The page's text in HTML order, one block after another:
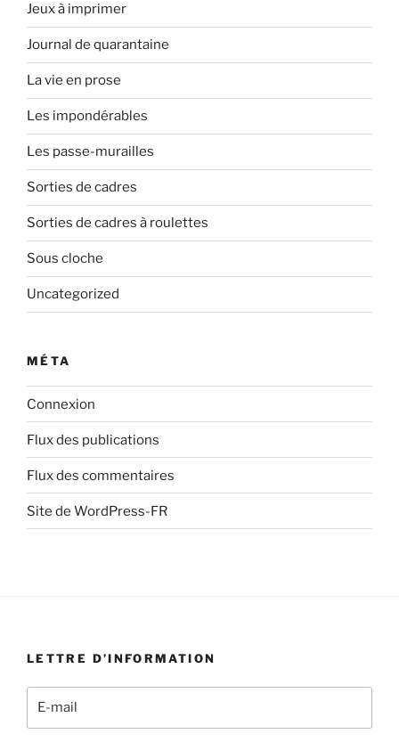
Jeux à imprimer
Journal de quarantaine
La vie en prose
Les impondérables
Les passe-murailles
Sorties de cadres
Sorties de cadres à roulettes
Sous cloche
Uncategorized
MÉTA
Connexion
Flux des publications
Flux des commentaires
Site de WordPress-FR
LETTRE D’INFORMATION